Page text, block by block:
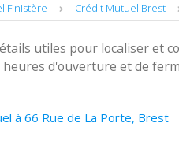
Finistère Crédit Mutuel Brest
utiles pour localiser et
heures d'ouverture et de
à 66 Rue de La Porte, Brest